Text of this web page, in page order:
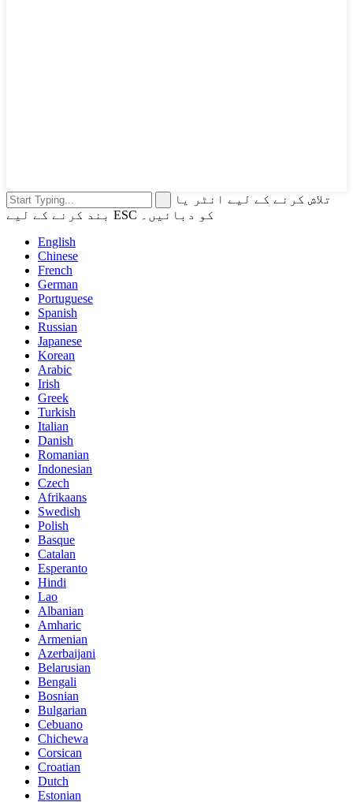
تلاش کرنے کے لیے انٹر یا
بند کرنے کے لیے ESC کو دبائیں۔
English
Chinese
French
German
Portuguese
Spanish
Russian
Japanese
Korean
Arabic
Irish
Greek
Turkish
Italian
Danish
Romanian
Indonesian
Czech
Afrikaans
Swedish
Polish
Basque
Catalan
Esperanto
Hindi
Lao
Albanian
Amharic
Armenian
Azerbaijani
Belarusian
Bengali
Bosnian
Bulgarian
Cebuano
Chichewa
Corsican
Croatian
Dutch
Estonian